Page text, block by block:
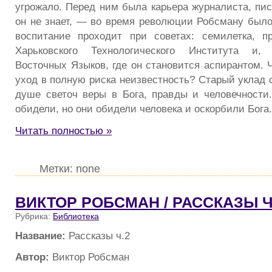
угрожало. Перед ним была карьера журналиста,
он не знает, — во время революции Робсману было
воспитание проходит при советах: семилетка,
Харьковского Технологического Института
Восточных Языков, где он становится аспирантом.
уход в полную риска неизвестность? Старый уклад
душе светоч веры в Бога, правды и
обидели, но они обидели человека и оскорбили Бога.
Читать полностью »
Метки: none
ВИКТОР РОБСМАН / РАССКАЗЫ
Рубрика: Библиотека
Название: Рассказы ч.2
Автор: Виктор Робсман